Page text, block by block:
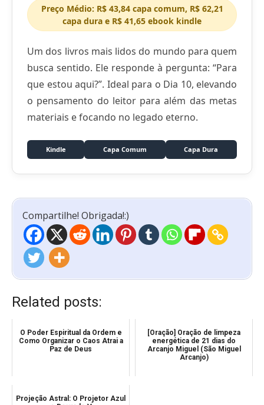
Preço Médio: R$ 43,84 capa comum, R$ 62,21
capa dura e R$ 41,65 ebook kindle
Um dos livros mais lidos do mundo para quem
busca sentido. Ele responde à pergunta: “Para
que estou aqui?”. Ideal para o Dia 10, elevando
o pensamento do leitor para além das metas
materiais e focando no legado eterno.
Kindle Capa Comum Capa Dura
Compartilhe! Obrigada!:)
Related posts:
O Poder Espiritual da Ordem e
Como Organizar o Caos Atrai a
Paz de Deus
[Oração] Oração de limpeza
energética de 21 dias do
Arcanjo Miguel (São Miguel
Arcanjo)
Projeção Astral: O Projetor Azul